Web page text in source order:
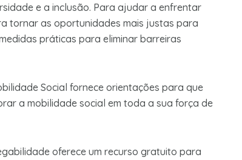
e a inclusão. Para ajudar a enfrentar
tornar as oportunidades mais justas para
práticas para eliminar barreiras
Social fornece orientações para que
a mobilidade social em toda a sua força de
oferece um recurso gratuito para